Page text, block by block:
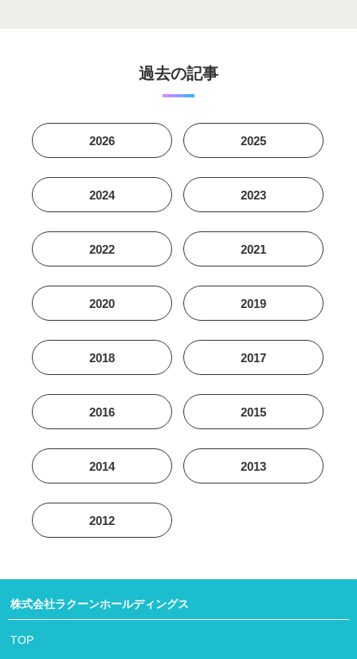
過去の記事
2026 2025
2024 2023
2022 2021
2020 2019
2018 2017
2016 2015
2014 2013
2012
株式会社ラクーンホールディングス
TOP